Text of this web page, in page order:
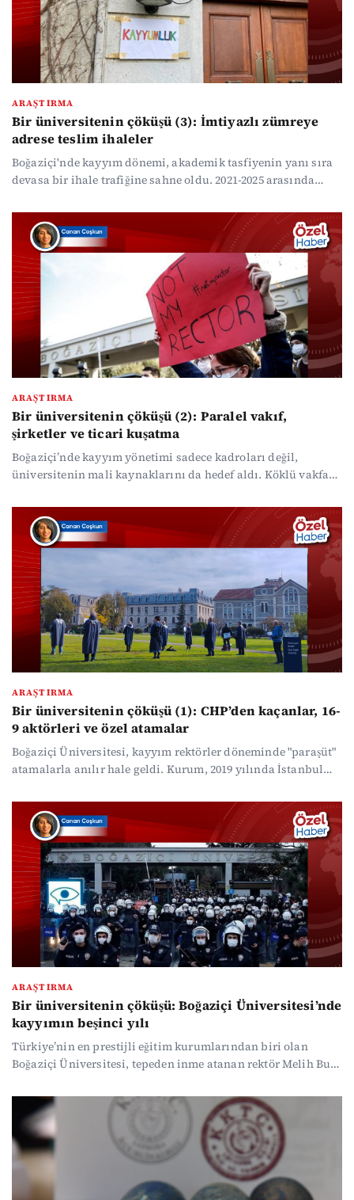
ARAŞTIRMA
Bir üniversitenin çöküşü (3): İmtiyazlı zümreye
adrese teslim ihaleler
Boğaziçi'nde kayyım dönemi, akademik tasfiyenin yanı sıra
devasa bir ihale trafiğine sahne oldu. 2021-2025 arasında
usulüyle yapılırken, milyonlarca liralık kaynak "imtiyazlı"
çevrelerin kasasına aktı.
ARAŞTIRMA
Bir üniversitenin çöküşü (2): Paralel vakıf,
şirketler ve ticari kuşatma
Boğaziçi’nde kayyım yönetimi sadece kadroları değil,
üniversitenin mali kaynaklarını da hedef aldı. Köklü vakfa
üzerinden, liyakatin yerini "huzur hakkı" ve şüpheli
ihalelerin aldığı dev bir ticari ağ örüldü.
ARAŞTIRMA
Bir üniversitenin çöküşü (1): CHP’den kaçanlar, 16-
9 aktörleri ve özel atamalar
Boğaziçi Üniversitesi, kayyım rektörler döneminde "paraşüt"
atamalarla anılır hale geldi. Kurum, 2019 yılında İstanbul
kalan isimler için adeta bir “korunaklı limana” dönüştü.
ARAŞTIRMA
Bir üniversitenin çöküşü: Boğaziçi Üniversitesi’nde
kayyımın beşinci yılı
Türkiye’nin en prestijli eğitim kurumlarından biri olan
Boğaziçi Üniversitesi, tepeden inme atanan rektör Melih Bulu
beşinci yılını tamamlıyor. Okul bugün artık başarılarıyla
değil, kadrolaşma, cemaatleşme ve kamu kaynağı israfı
iddialarıyla anılıyor.